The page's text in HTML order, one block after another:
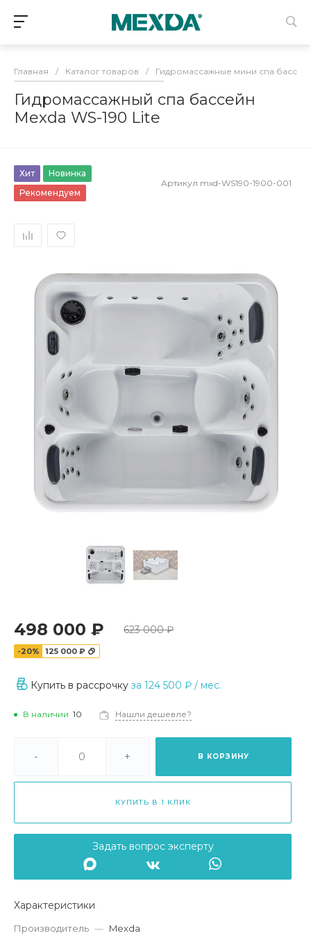
Главная / Каталог товаров / Гидромассажные мини спа
Гидромассажный спа бассейн
Mexda WS-190 Lite
Хит
Новинка
Рекомендуем
Артикул mxd-WS190-1900-001
498 000 ₽ 623 000 ₽
-20% 125 000 ₽
Купить в рассрочку за 124 500 ₽ / мес.
В наличии 10 Нашли дешевле?
- + В КОРЗИНУ
КУПИТЬ В 1 КЛИК
Задать вопрос эксперту
Характеристики
Производитель — Mexda